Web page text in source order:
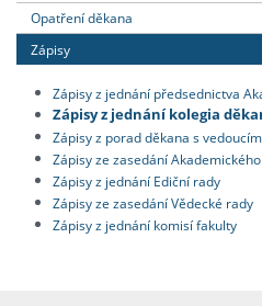
Opatření děkana
Zápisy
Zápisy z jednání předsednictva
Zápisy z jednání kolegia
Zápisy z porad děkana s
Zápisy ze zasedání Akademického
Zápisy z jednání Ediční rady
Zápisy ze zasedání Vědecké rady
Zápisy z jednání komisí fakulty